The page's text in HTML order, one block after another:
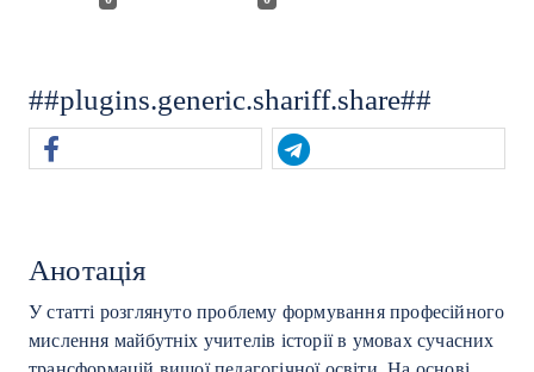
##plugins.generic.shariff.share##
Анотація
У статті розглянуто проблему формування професійного
мислення майбутніх учителів історії в умовах сучасних